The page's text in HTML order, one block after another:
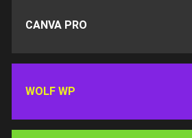
CANVA PRO
WOLF WP